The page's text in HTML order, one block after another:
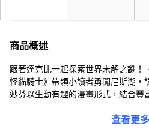
商品概述
跟著達克比一起探索世界未解之謎！
怪貓騎士》帶領小讀者勇闖尼斯湖，
妙芬以生動有趣的漫畫形式，結合豐
還能培養他們的邏輯思維和問題解決
查看更多